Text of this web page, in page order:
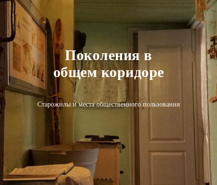
Поколения в
общем коридоре
Старожилы и места общественного пользования